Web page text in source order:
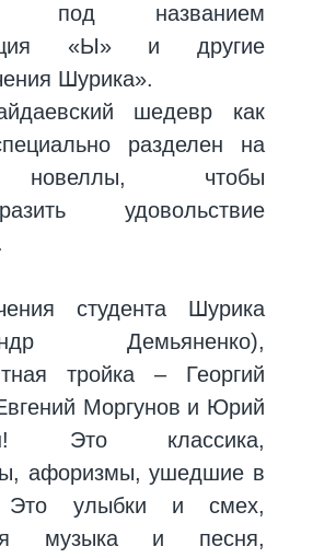
под названием
«Ы» и другие
Шурика».
шедевр как
разделен на
чтобы
удовольствие
студента Шурика
Демьяненко),
тройка – Георгий
Моргунов и Юрий
Это классика,
афоризмы, ушедшие в
Это улыбки и смех,
музыка и песня,